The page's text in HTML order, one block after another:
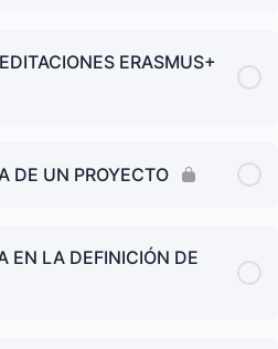
ERASMUS+
DE UN PROYECTO
EN LA DEFINICIÓN DE